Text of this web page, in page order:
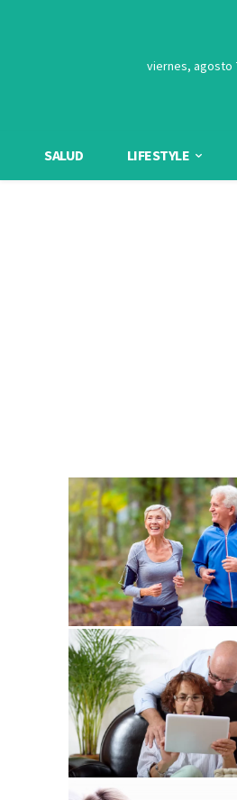
viernes, agosto
SALUD LIFESTYLE